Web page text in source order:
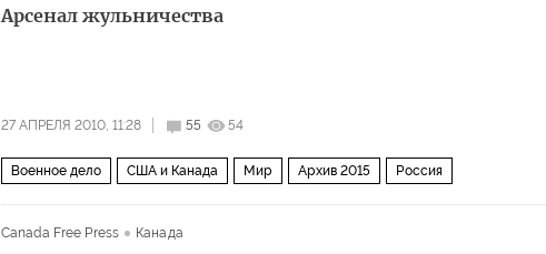
Арсенал жульничества
27 АПРЕЛЯ 2010, 11:28 55 54
Военное дело США и Канада Мир Архив 2015 Россия
Canada Free Press Канада